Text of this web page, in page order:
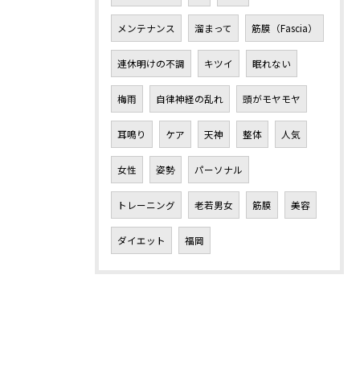
メンテナンス 溜まって 筋膜（Fascia）
連休明けの不調 キツイ 眠れない
梅雨 自律神経の乱れ 頭がモヤモヤ
耳鳴り ケア 天神 整体 人気
女性 姿勢 パーソナル
トレーニング 老若男女 筋膜 美容
ダイエット 福岡